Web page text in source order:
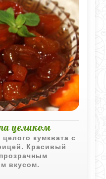
целиком
кумквата с
Красивый
вкусом.